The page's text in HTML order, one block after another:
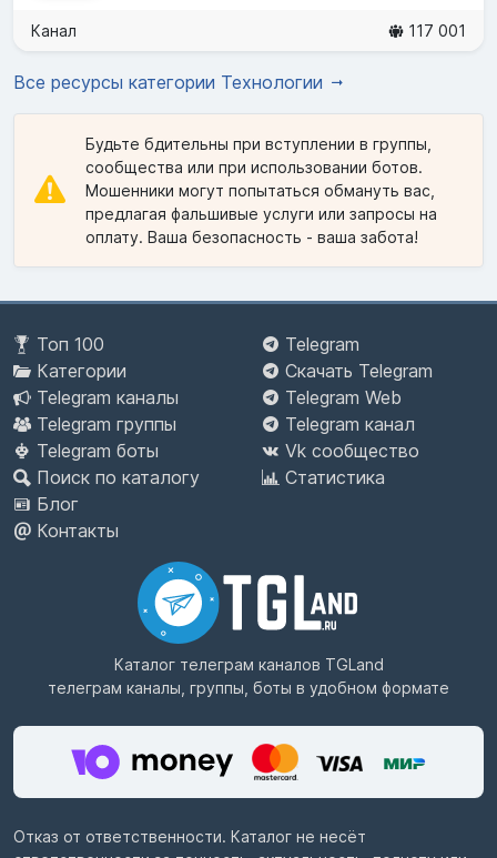
Канал 117 001
Все ресурсы категории Технологии
Будьте бдительны при вступлении в группы,
сообщества или при использовании ботов.
Мошенники могут попытаться обмануть вас,
предлагая фальшивые услуги или запросы на
оплату. Ваша безопасность - ваша забота!
Топ 100
Категории
Telegram каналы
Telegram группы
Telegram боты
Поиск по каталогу
Блог
Контакты
Telegram
Скачать Telegram
Telegram Web
Telegram канал
Vk сообщество
Статистика
Каталог телеграм каналов TGLand
телеграм каналы, группы, боты в удобном формате
Отказ от ответственности. Каталог не несёт